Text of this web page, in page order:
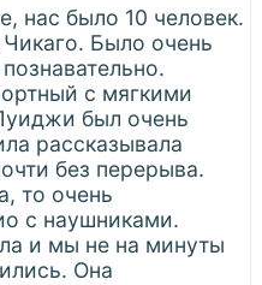
нас было 10 человек.
Было очень
с мягкими
был очень
рассказывала
без перерыва.
то очень
с наушниками.
и мы не на минуты
Она